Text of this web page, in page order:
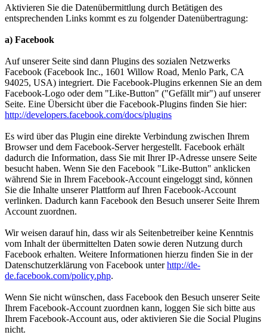
Aktivieren Sie die Datenübermittlung durch Betätigen des
entsprechenden Links kommt es zu folgender Datenübertragung:
a) Facebook
Auf unserer Seite sind dann Plugins des sozialen Netzwerks
Facebook (Facebook Inc., 1601 Willow Road, Menlo Park, CA
94025, USA) integriert. Die Facebook-Plugins erkennen Sie an dem
Facebook-Logo oder dem "Like-Button" ("Gefällt mir") auf unserer
Seite. Eine Übersicht über die Facebook-Plugins finden Sie hier:
http://developers.facebook.com/docs/plugins
Es wird über das Plugin eine direkte Verbindung zwischen Ihrem
Browser und dem Facebook-Server hergestellt. Facebook erhält
dadurch die Information, dass Sie mit Ihrer IP-Adresse unsere Seite
besucht haben. Wenn Sie den Facebook "Like-Button" anklicken
während Sie in Ihrem Facebook-Account eingeloggt sind, können
Sie die Inhalte unserer Plattform auf Ihren Facebook-Account
verlinken. Dadurch kann Facebook den Besuch unserer Seite Ihrem
Account zuordnen.
Wir weisen darauf hin, dass wir als Seitenbetreiber keine Kenntnis
vom Inhalt der übermittelten Daten sowie deren Nutzung durch
Facebook erhalten. Weitere Informationen hierzu finden Sie in der
Datenschutzerklärung von Facebook unterhttp://de-
de.facebook.com/policy.php.
Wenn Sie nicht wünschen, dass Facebook den Besuch unserer Seite
Ihrem Facebook-Account zuordnen kann, loggen Sie sich bitte aus
Ihrem Facebook-Account aus, oder aktivieren Sie die Social Plugins
nicht.